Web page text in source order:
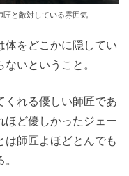
と敵対している雰囲気
体をどこかに隠してい
いということ。
くれる優しい師匠であ
ほど優しかったジェー
は師匠よほどとんでも